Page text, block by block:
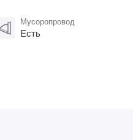
Мусоропровод
Есть